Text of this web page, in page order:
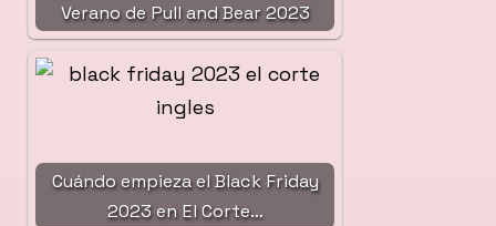
Verano de Pull and Bear 2023
Cuándo empieza el Black Friday
2023 en El Corte…